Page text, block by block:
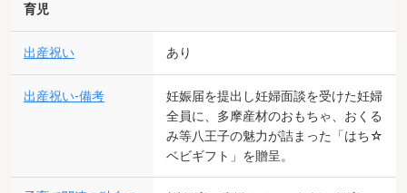
育児
出産祝い あり
出産祝い-備考
妊娠届を提出し妊婦面談を受けた妊婦
全員に、多摩産材のおもちゃ、おくる
み等八王子の魅力が詰まった「はち☆
ベビギフト」を贈呈。